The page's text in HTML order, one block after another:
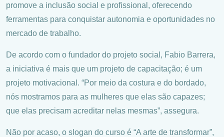
promove a inclusão social e profissional, oferecendo
ferramentas para conquistar autonomia e oportunidades no
mercado de trabalho.
De acordo com o fundador do projeto social, Fabio Barrera,
a iniciativa é mais que um projeto de capacitação; é um
projeto motivacional. “Por meio da costura e do bordado,
nós mostramos para as mulheres que elas são capazes;
que elas precisam acreditar nelas mesmas”, assegura.
Não por acaso, o slogan do curso é “A arte de transformar”,